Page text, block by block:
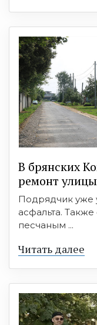
В брянских
ремонт
Подрядчик уже
асфальта.
песчаным ...
Читать далее